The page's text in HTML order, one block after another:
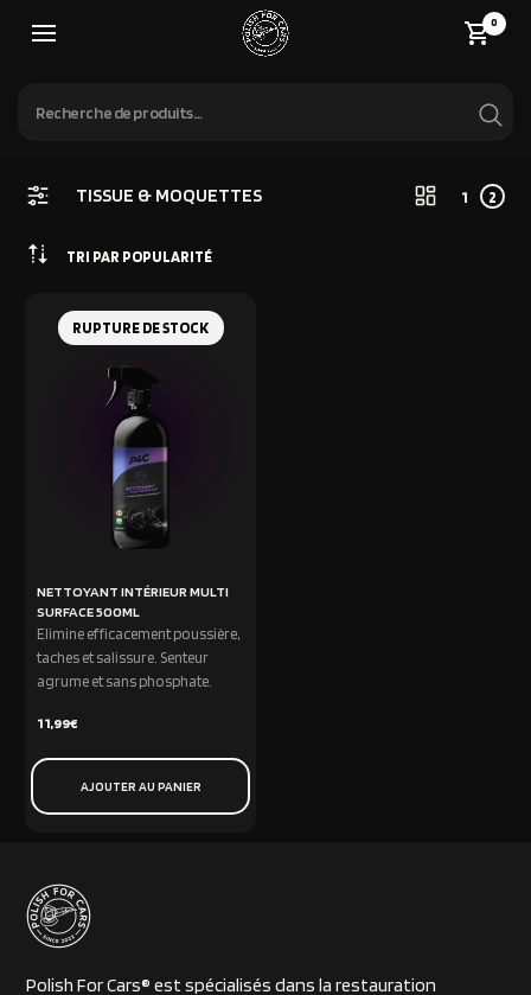
0
TISSUE & MOQUETTES
TRI PAR POPULARITÉ
1 2
RUPTURE DE STOCK
NETTOYANT INTÉRIEUR MULTI
SURFACE 500ML
Elimine efficacement poussière,
taches et salissure. Senteur
agrume et sans phosphate.
11,99€
AJOUTER AU PANIER
Polish For Cars® est spécialisés dans la restauration